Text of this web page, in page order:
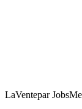
LaVentepar